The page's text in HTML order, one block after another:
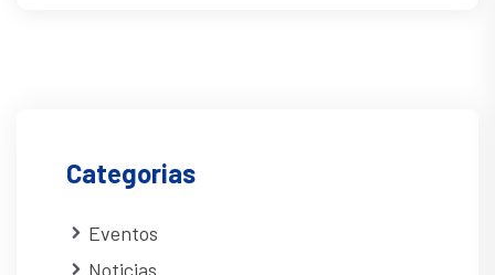
Categorias
Eventos
Noticias